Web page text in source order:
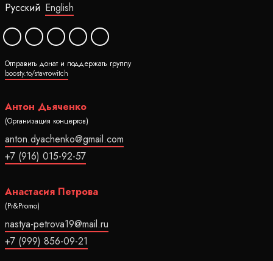
Русский English
Отправить донат и поддержать группу
boosty.to/stavrowitch
Антон Дьяченко
(Организация концертов)
anton.dyachenko@gmail.com
+7 (916) 015-92-57
Анастасия Петрова
(Pr&Promo)
nastya-petrova19@mail.ru
+7 (999) 856-09-21